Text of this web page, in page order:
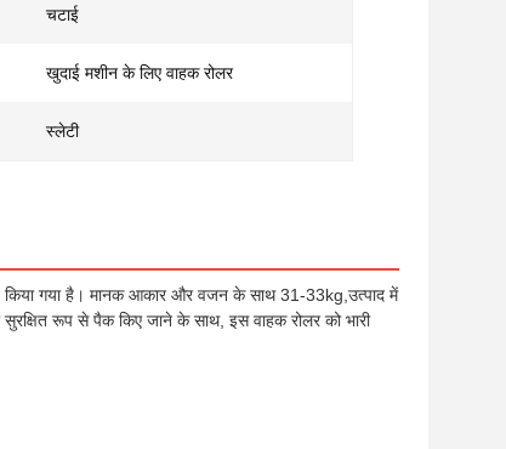
चटाई
खुदाई मशीन के लिए वाहक रोलर
स्लेटी
गया है। मानक आकार और वजन के साथ 31-33kg,उत्पाद में
सुरक्षित रूप से पैक किए जाने के साथ, इस वाहक रोलर को भारी